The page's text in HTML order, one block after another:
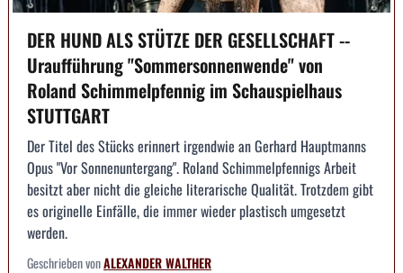
DER HUND ALS STÜTZE DER GESELLSCHAFT --
Uraufführung "Sommersonnenwende" von
Roland Schimmelpfennig im Schauspielhaus
STUTTGART
Der Titel des Stücks erinnert irgendwie an Gerhard Hauptmanns
Opus "Vor Sonnenuntergang". Roland Schimmelpfennigs Arbeit
besitzt aber nicht die gleiche literarische Qualität. Trotzdem gibt
es originelle Einfälle, die immer wieder plastisch umgesetzt
werden.
Geschrieben vonALEXANDER WALTHER